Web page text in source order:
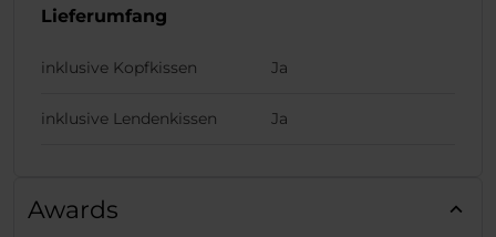
Lieferumfang
inklusive Kopfkissen Ja
inklusive Lendenkissen Ja
Awards